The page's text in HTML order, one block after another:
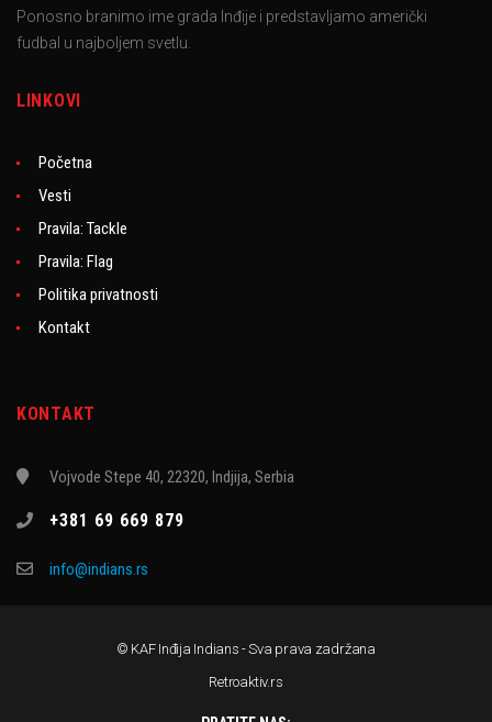
Ponosno branimo ime grada Inđije i predstavljamo američki
fudbal u najboljem svetlu.
LINKOVI
Početna
Vesti
Pravila: Tackle
Pravila: Flag
Politika privatnosti
Kontakt
KONTAKT
Vojvode Stepe 40, 22320, Indjija, Serbia
+381 69 669 879
info@indians.rs
© KAF Inđija Indians - Sva prava zadržana
Retroaktiv.rs